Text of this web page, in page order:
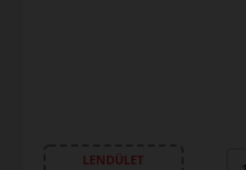
LENDÜLET